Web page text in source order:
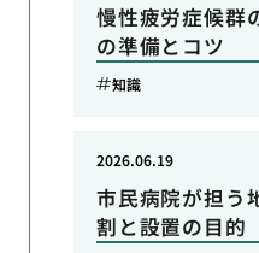
慢性疲労症候群
の準備とコツ
知識
市民病院が担う
割と設置の目的
2026.06.19